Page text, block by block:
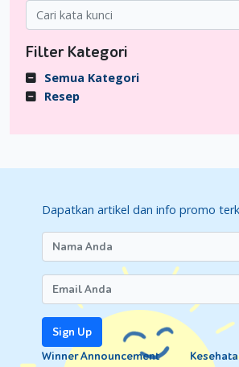
Filter Kategori
Semua Kategori
Resep
Dapatkan artikel dan info promo
Sign Up
Winner Announcement